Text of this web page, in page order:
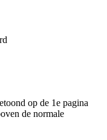
op de 1e pagina
de normale